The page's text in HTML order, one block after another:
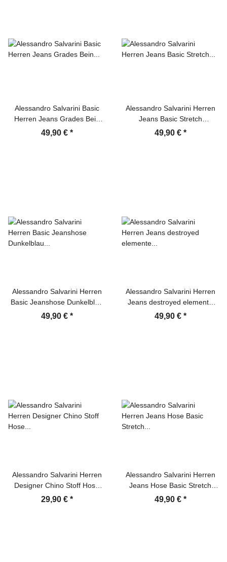
Alessandro Salvarini Basic
Herren Jeans Grades Bein
Hellblau Comfort Fit
49,90 € *
Alessandro Salvarini Herren
Jeans Basic Stretch
Dunkelblau Regular Slim
49,90 € *
Alessandro Salvarini Herren
Basic Jeanshose Dunkelblau
Comfort Fit
49,90 € *
Alessandro Salvarini Herren
Jeans destroyed elemente
Dunkelblau gerades Bein
49,90 € *
Alessandro Salvarini Herren
Designer Chino Stoff Hose
Schwarz Regular Fit
29,90 € *
Alessandro Salvarini Herren
Jeans Hose Basic Stretch
Hellblau Regular Slim
49,90 € *